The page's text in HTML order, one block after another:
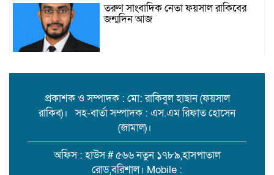
তরুণ সাংবাদিক নেতা ফয়সাল রাকিবের
জন্মদিন আজ
মামলা-হামলা-নির্বাসন পেরিয়ে সেবায়
উলানিয়ার মন জয়, ইউপি নির্বাচনে
বিএনপির সমর্থন চান ‘মানবিক মামুন’!
প্রকাশক ও সম্পাদক : মো: রাকিবুল হাছান (ফয়সাল
রাকিব)। সহ-বার্তা সম্পাদক : এস.এম রিফাত হোসেন
(জামাল)।
অফিস : হাউস # ৫৬৬ নতুন ১৭৮৯,হাসপাতাল
রোড,বরিশাল। Mobile :